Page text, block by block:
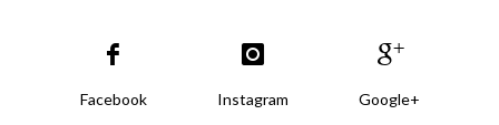
Facebook Instagram Google+